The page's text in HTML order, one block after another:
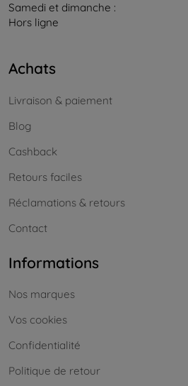
Samedi et dimanche :
Hors ligne
Achats
Livraison & paiement
Blog
Cashback
Retours faciles
Réclamations & retours
Contact
Informations
Nos marques
Vos cookies
Confidentialité
Politique de retour